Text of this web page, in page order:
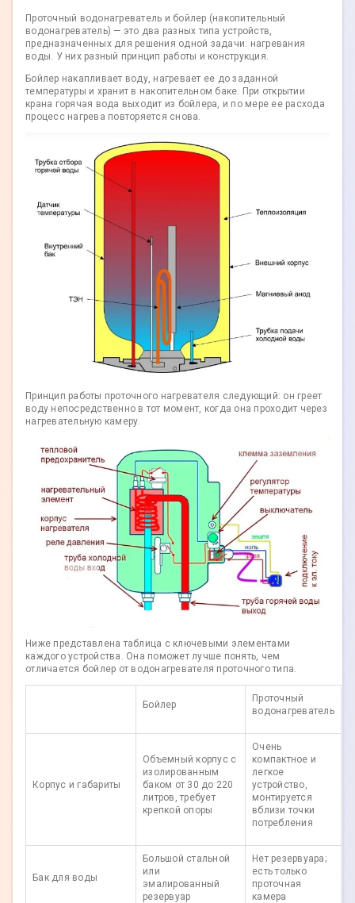
Проточный водонагреватель и бойлер (накопительный
водонагреватель) — это два разных типа устройств,
предназначенных для решения одной задачи: нагревания
воды. У них разный принцип работы и конструкция.
Бойлер накапливает воду, нагревает ее до заданной
температуры и хранит в накопительном баке. При открытии
крана горячая вода выходит из бойлера, и по мере ее расхода
процесс нагрева повторяется снова.
Принцип работы проточного нагревателя следующий: он греет
воду непосредственно в тот момент, когда она проходит через
нагревательную камеру.
Ниже представлена таблица с ключевыми элементами
каждого устройства. Она поможет лучше понять, чем
отличается бойлер от водонагревателя проточного типа.
Бойлер
Проточный
водонагреватель
Корпус и габариты
Объемный корпус с
изолированным
баком от 30 до 220
литров, требует
крепкой опоры
Очень
компактное и
легкое
устройство,
монтируется
вблизи точки
потребления
Бак для воды
Большой стальной
или
эмалированный
резервуар
Нет резервуара;
есть только
проточная
камера